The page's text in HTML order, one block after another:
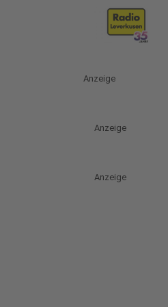
Anzeige
Anzeige
Anzeige